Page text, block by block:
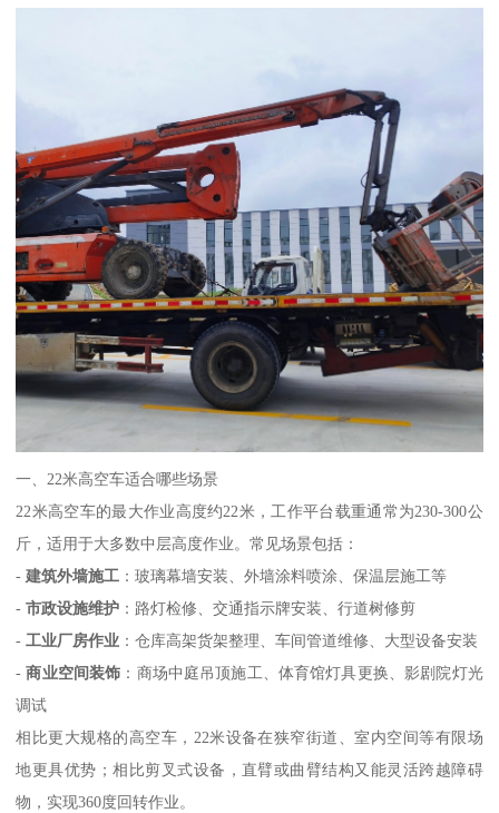
一、22米高空车适合哪些场景
22米高空车的最大作业高度约22米，工作平台载重通常为230-300公
斤，适用于大多数中层高度作业。常见场景包括：
-建筑外墙施工 ：玻璃幕墙安装、外墙涂料喷涂、保温层施工等
-市政设施维护 ：路灯检修、交通指示牌安装、行道树修剪
-工业厂房作业 ：仓库高架货架整理、车间管道维修、大型设备安装
-商业空间装饰 ：商场中庭吊顶施工、体育馆灯具更换、影剧院灯光
调试
相比更大规格的高空车，22米设备在狭窄街道、室内空间等有限场
地更具优势；相比剪叉式设备，直臂或曲臂结构又能灵活跨越障碍
物，实现360度回转作业。